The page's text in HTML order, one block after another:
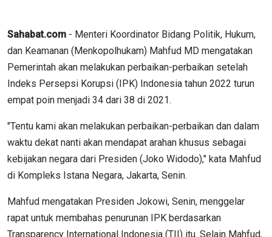
Sahabat.com - Menteri Koordinator Bidang Politik, Hukum,
dan Keamanan (Menkopolhukam) Mahfud MD mengatakan
Pemerintah akan melakukan perbaikan-perbaikan setelah
Indeks Persepsi Korupsi (IPK) Indonesia tahun 2022 turun
empat poin menjadi 34 dari 38 di 2021.
"Tentu kami akan melakukan perbaikan-perbaikan dan dalam
waktu dekat nanti akan mendapat arahan khusus sebagai
kebijakan negara dari Presiden (Joko Widodo)," kata Mahfud
di Kompleks Istana Negara, Jakarta, Senin.
Mahfud mengatakan Presiden Jokowi, Senin, menggelar
rapat untuk membahas penurunan IPK berdasarkan
Transparency International Indonesia (TII) itu. Selain Mahfud,